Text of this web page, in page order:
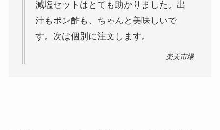
減塩セットはとても助かりました。出
汁もポン酢も、ちゃんと美味しいで
す。次は個別に注文します。
楽天市場